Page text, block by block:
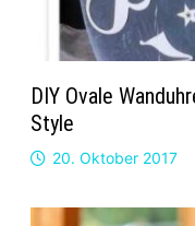
DIY Ovale
Style
20. Oktober 2017